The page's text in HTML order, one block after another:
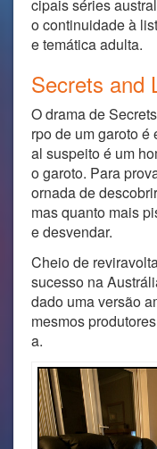
cipais séries
o continuidade à
e temática adulta.
Secrets and
O drama de
rpo de um garoto
al suspeito é um
o garoto. Para
ornada de
mas quanto mais
e desvendar.
Cheio de
sucesso na
dado uma versão
mesmos
a.